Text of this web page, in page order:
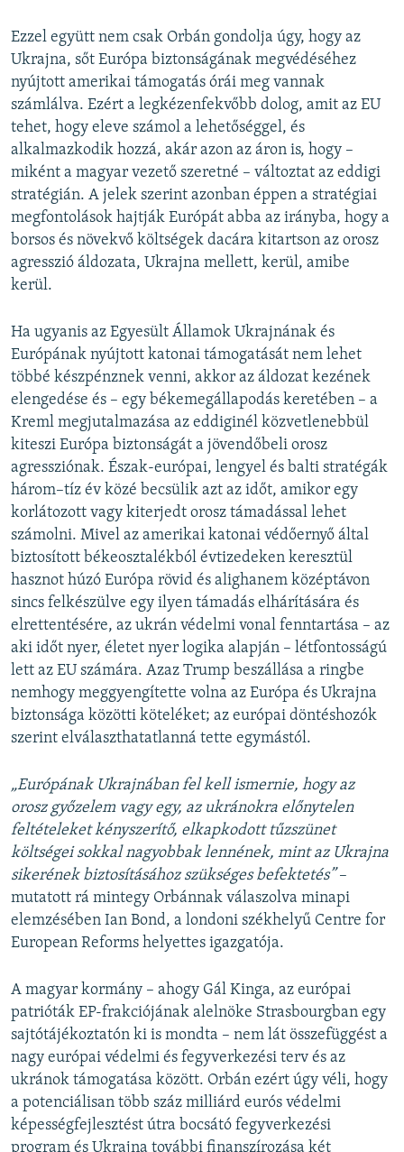
Ezzel együtt nem csak Orbán gondolja úgy, hogy az
Ukrajna, sőt Európa biztonságának megvédéséhez
nyújtott amerikai támogatás órái meg vannak
számlálva. Ezért a legkézenfekvőbb dolog, amit az EU
tehet, hogy eleve számol a lehetőséggel, és
alkalmazkodik hozzá, akár azon az áron is, hogy –
miként a magyar vezető szeretné – változtat az eddigi
stratégián. A jelek szerint azonban éppen a stratégiai
megfontolások hajtják Európát abba az irányba, hogy a
borsos és növekvő költségek dacára kitartson az orosz
agresszió áldozata, Ukrajna mellett, kerül, amibe
kerül.
Ha ugyanis az Egyesült Államok Ukrajnának és
Európának nyújtott katonai támogatását nem lehet
többé készpénznek venni, akkor az áldozat kezének
elengedése és – egy békemegállapodás keretében – a
Kreml megjutalmazása az eddiginél közvetlenebbül
kiteszi Európa biztonságát a jövendőbeli orosz
agressziónak. Észak-európai, lengyel és balti stratégák
három–tíz év közé becsülik azt az időt, amikor egy
korlátozott vagy kiterjedt orosz támadással lehet
számolni. Mivel az amerikai katonai védőernyő által
biztosított békeosztalékból évtizedeken keresztül
hasznot húzó Európa rövid és alighanem középtávon
sincs felkészülve egy ilyen támadás elhárítására és
elrettentésére, az ukrán védelmi vonal fenntartása – az
aki időt nyer, életet nyer logika alapján – létfontosságú
lett az EU számára. Azaz Trump beszállása a ringbe
nemhogy meggyengítette volna az Európa és Ukrajna
biztonsága közötti köteléket; az európai döntéshozók
szerint elválaszthatatlanná tette egymástól.
„Európának Ukrajnában fel kell ismernie, hogy az
orosz győzelem vagy egy, az ukránokra előnytelen
feltételeket kényszerítő, elkapkodott tűzszünet
költségei sokkal nagyobbak lennének, mint az Ukrajna
sikerének biztosításához szükséges befektetés”–
mutatott rá mintegy Orbánnak válaszolva minapi
elemzésében Ian Bond, a londoni székhelyű Centre for
European Reforms helyettes igazgatója.
A magyar kormány – ahogy Gál Kinga, az európai
patrióták EP-frakciójának alelnöke Strasbourgban egy
sajtótájékoztatón ki is mondta – nem lát összefüggést a
nagy európai védelmi és fegyverkezési terv és az
ukránok támogatása között. Orbán ezért úgy véli, hogy
a potenciálisan több száz milliárd eurós védelmi
képességfejlesztést útra bocsátó fegyverkezési
program és Ukrajna további finanszírozása két